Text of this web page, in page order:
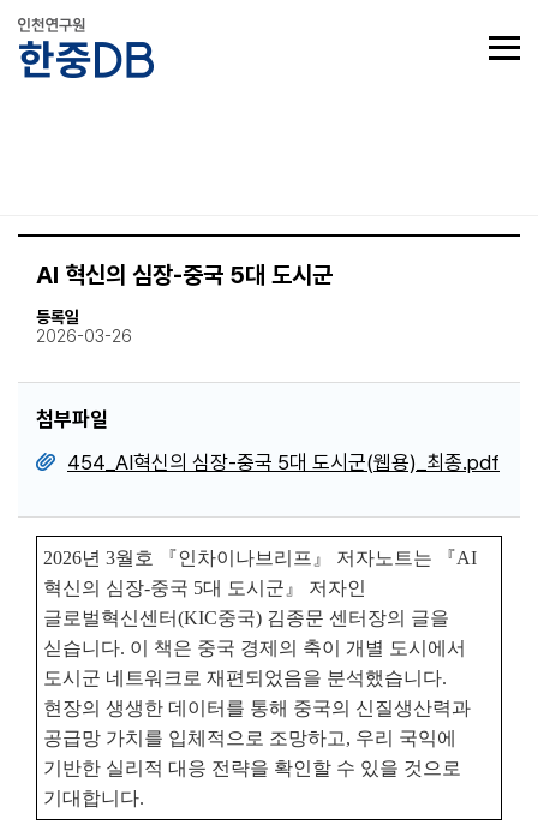
AI 혁신의 심장-중국 5대 도시군
등록일
2026-03-26
첨부파일
454_AI혁신의 심장-중국 5대 도시군(웹용)_최종.pdf
2026년 3월호 『인차이나브리프』 저자노트는 『AI
혁신의 심장-중국 5대 도시군』 저자인
글로벌혁신센터(KIC중국) 김종문 센터장의 글을
싣습니다. 이 책은 중국 경제의 축이 개별 도시에서
도시군 네트워크로 재편되었음을 분석했습니다.
현장의 생생한 데이터를 통해 중국의 신질생산력과
공급망 가치를 입체적으로 조망하고, 우리 국익에
기반한 실리적 대응 전략을 확인할 수 있을 것으로
기대합니다.